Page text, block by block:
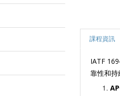
課程資訊
IATF
靠性和持